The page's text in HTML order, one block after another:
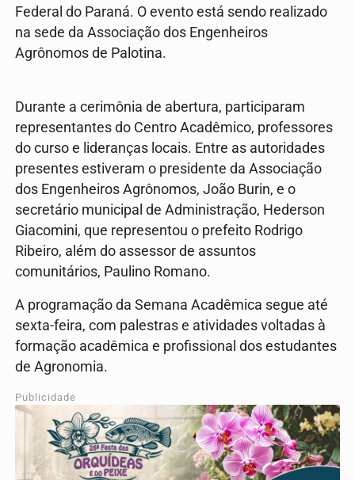
Federal do Paraná. O evento está sendo realizado
na sede da Associação dos Engenheiros
Agrônomos de Palotina.
Durante a cerimônia de abertura, participaram
representantes do Centro Acadêmico, professores
do curso e lideranças locais. Entre as autoridades
presentes estiveram o presidente da Associação
dos Engenheiros Agrônomos, João Burin, e o
secretário municipal de Administração, Hederson
Giacomini, que representou o prefeito Rodrigo
Ribeiro, além do assessor de assuntos
comunitários, Paulino Romano.
A programação da Semana Acadêmica segue até
sexta-feira, com palestras e atividades voltadas à
formação acadêmica e profissional dos estudantes
de Agronomia.
Publicidade